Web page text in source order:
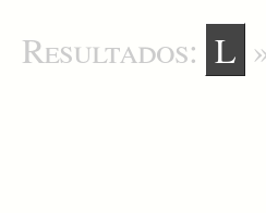
Resultados: L